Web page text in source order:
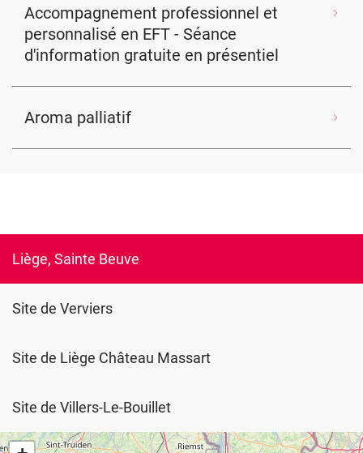
Accompagnement professionnel et
personnalisé en EFT - Séance
d'information gratuite en présentiel
Aroma palliatif
Liège, Sainte Beuve
Site de Verviers
Site de Liège Château Massart
Site de Villers-Le-Bouillet